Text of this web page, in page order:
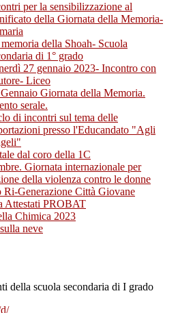
per la sensibilizzazione al
della Giornata della Memoria-
della Shoah- Scuola
di 1° grado
27 gennaio 2023- Incontro con
Liceo
Giornata della Memoria.
serale.
di incontri sul tema delle
presso l'Educandato "Agli
dal coro della 1C
Giornata internazionale per
della violenza contro le donne
Ri-Generazione Città Giovane
Attestati PROBAT
Chimica 2023
neve
della scuola secondaria di I grado
d/